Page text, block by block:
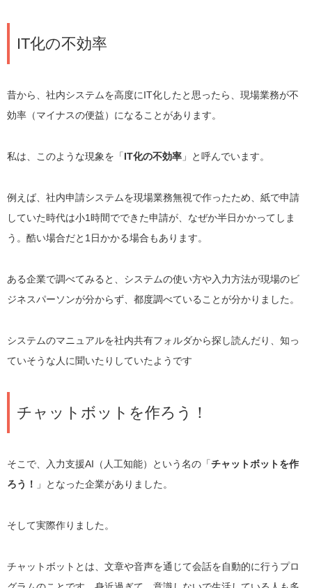
IT化の不効率
昔から、社内システムを高度にIT化したと思ったら、現場業務が不
効率（マイナスの便益）になることがあります。
私は、このような現象を「IT化の不効率 」と呼んでいます。
例えば、社内申請システムを現場業務無視で作ったため、紙で申請
していた時代は小1時間でできた申請が、なぜか半日かかってしま
う。酷い場合だと1日かかる場合もあります。
ある企業で調べてみると、システムの使い方や入力方法が現場のビ
ジネスパーソンが分からず、都度調べていることが分かりました。
システムのマニュアルを社内共有フォルダから探し読んだり、知っ
ていそうな人に聞いたりしていたようです
チャットボットを作ろう！
そこで、入力支援AI（人工知能）という名の「チャットボットを作
ろう！
」となった企業がありました。
そして実際作りました。
チャットボットとは、文章や音声を通じて会話を自動的に行うプロ